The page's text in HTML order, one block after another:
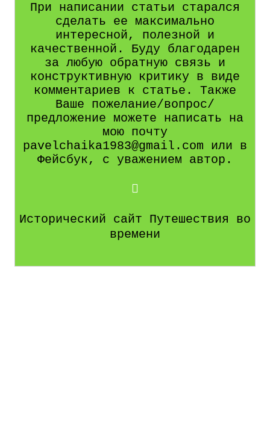
При написании статьи старался
сделать ее максимально
интересной, полезной и
качественной. Буду благодарен
за любую обратную связь и
конструктивную критику в виде
комментариев к статье. Также
Ваше пожелание/вопрос/
предложение можете написать на
мою почту
pavelchaika1983@gmail.com или в
Фейсбук, с уважением автор.
Исторический сайт Путешествия во
времени